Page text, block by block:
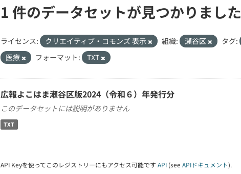
1 件のデータセットが見つかりました
ライセンス: クリエイティブ・コモンズ 表示 組織: 瀬谷区 タグ:
医療
フォーマット: TXT
広報よこはま瀬谷区版2024（令和６）年発行分
このデータセットには説明がありません
TXT
API Keyを使ってこのレジストリーにもアクセス可能です API (see APIドキュメント).